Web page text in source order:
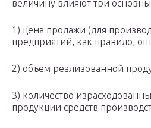
величину влияют три
1) цена продажи (для
предприятий, как правило,
2) объем реализованной
3) количество
продукции средств